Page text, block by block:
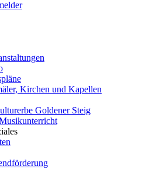
Kirchen und Kapellen
Goldener Steig